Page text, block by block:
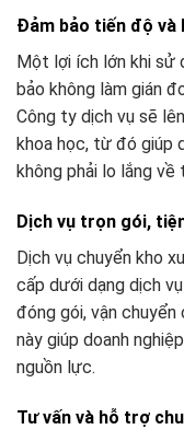
Đảm bảo tiến độ và
Một lợi ích lớn khi sử
bảo không làm gián
Công ty dịch vụ sẽ
khoa học, từ đó giúp
không phải lo lắng về
Dịch vụ trọn gói,
Dịch vụ chuyển kho
cấp dưới dạng dịch
đóng gói, vận
này giúp doanh
nguồn lực.
Tư vấn và hỗ trợ